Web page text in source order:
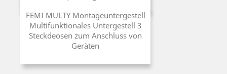
FEMI MULTY Montageuntergestell
Multifunktionales Untergestell 3
Steckdeosen zum Anschluss von
Geräten